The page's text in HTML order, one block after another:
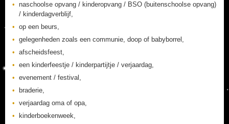
naschoolse opvang / kinderopvang / BSO (buitenschoolse opvang)
/ kinderdagverblijf,
op een beurs,
gelegenheden zoals een communie, doop of babyborrel,
afscheidsfeest,
een kinderfeestje / kinderpartijtje / verjaardag,
evenement / festival,
braderie,
verjaardag oma of opa,
kinderboekenweek,